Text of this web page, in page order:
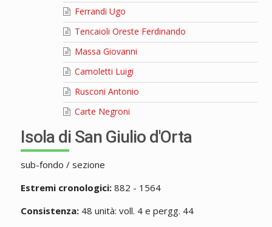
Ferrandi Ugo
Tencaioli Oreste Ferdinando
Massa Giovanni
Camoletti Luigi
Rusconi Antonio
Carte Negroni
Isola di San Giulio d'Orta
sub-fondo / sezione
Estremi cronologici:882 - 1564
Consistenza:48 unità: voll. 4 e pergg. 44